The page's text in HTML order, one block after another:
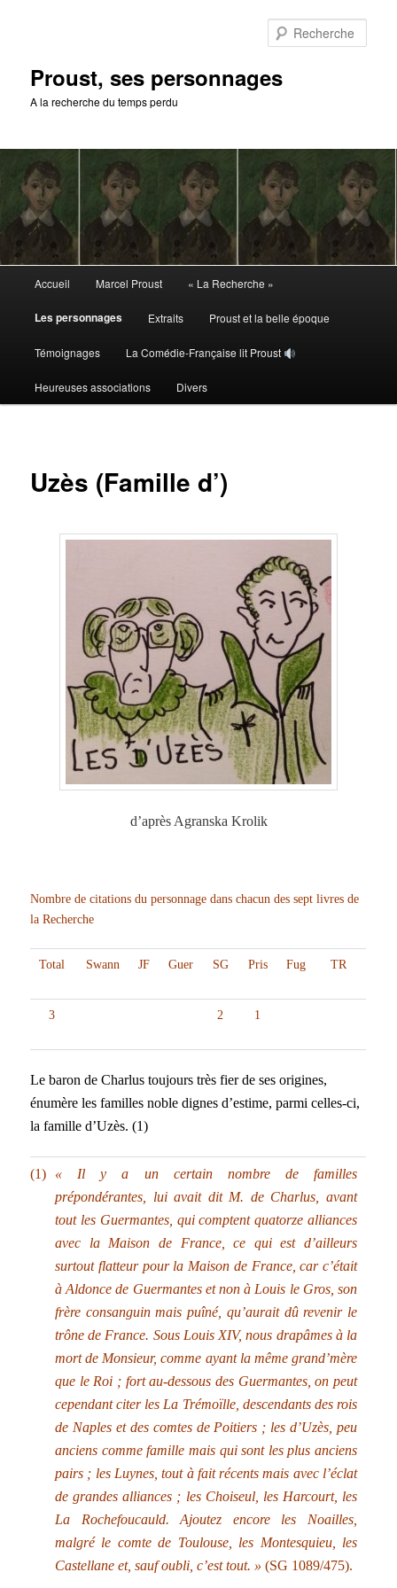
Proust, ses personnages
A la recherche du temps perdu
Accueil Marcel Proust « La Recherche »
Les personnages Extraits Proust et la belle époque
Témoignages La Comédie-Française lit Proust
Heureuses associations Divers
Uzès (Famille d’)
d’après Agranska Krolik
Nombre de citations du personnage dans chacun des sept livres de
la Recherche
Total Swann JF Guer SG Pris Fug TR
3 2 1
Le baron de Charlus toujours très fier de ses origines,
énumère les familles noble dignes d’estime, parmi celles-ci,
la famille d’Uzès. (1)
(1)
« Il y a un certain nombre de familles
prépondérantes, lui avait dit M. de Charlus, avant
tout les Guermantes, qui comptent quatorze alliances
avec la Maison de France, ce qui est d’ailleurs
surtout flatteur pour la Maison de France, car c’était
à Aldonce de Guermantes et non à Louis le Gros, son
frère consanguin mais puîné, qu’aurait dû revenir le
trône de France. Sous Louis XIV, nous drapâmes à la
mort de Monsieur, comme ayant la même grand’mère
que le Roi ; fort au-dessous des Guermantes, on peut
cependant citer les La Trémoïlle, descendants des rois
de Naples et des comtes de Poitiers ; les d’Uzès, peu
anciens comme famille mais qui sont les plus anciens
pairs ; les Luynes, tout à fait récents mais avec l’éclat
de grandes alliances ; les Choiseul, les Harcourt, les
La Rochefoucauld. Ajoutez encore les Noailles,
malgré le comte de Toulouse, les Montesquieu, les
Castellane et, sauf oubli, c’est tout. »(SG 1089/475).